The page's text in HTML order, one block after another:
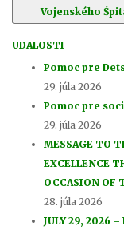
Vojenského
UDALOSTI
Pomoc pre
29. júla 2026
Pomoc pre
29. júla 2026
MESSAGE TO
EXCELLENCE
OCCASION OF
28. júla 2026
JULY 29, 2026 –